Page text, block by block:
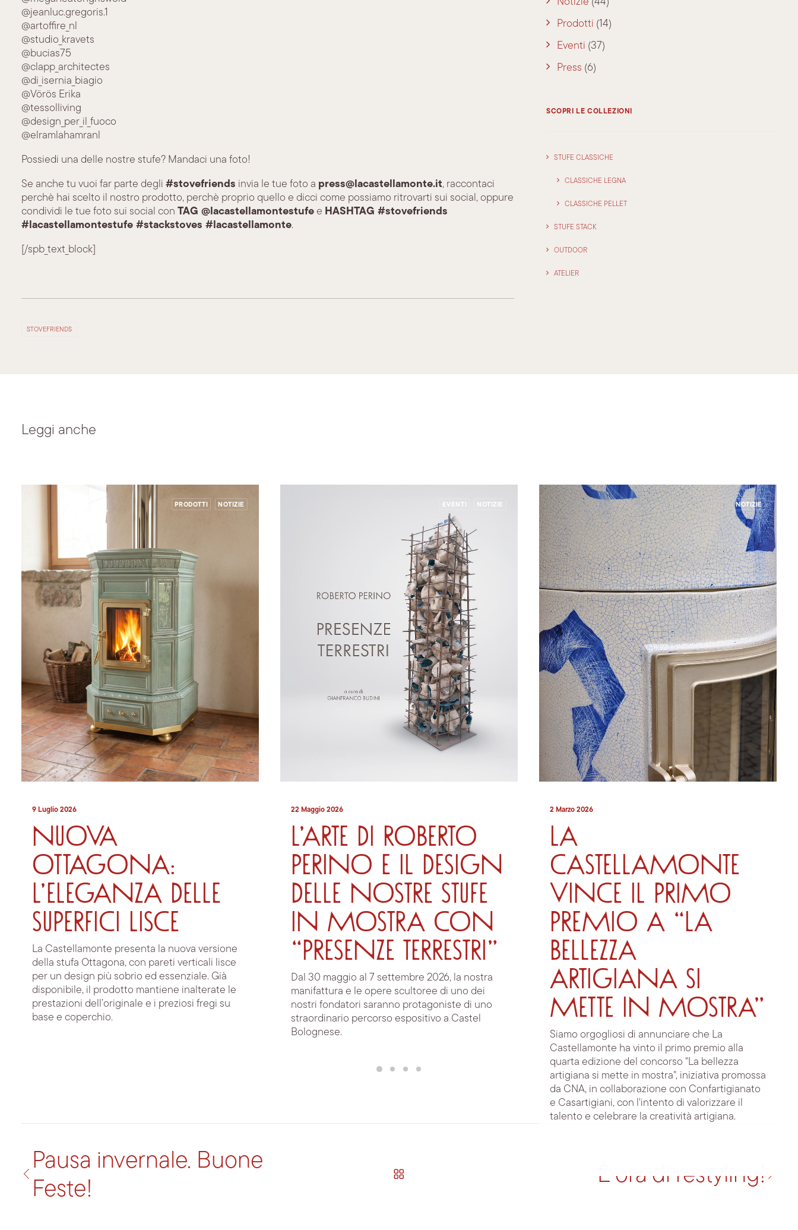
@jeanluc.gregoris.1
@artoffire_nl
@studio_kravets
@bucias75
@clapp_architectes
@di_isernia_biagio
@Vörös Erika
@tessolliving
@design_per_il_fuoco
@elramlahamranl
Possiedi una delle nostre stufe? Mandaci una foto!
Se anche tu vuoi far parte degli #stovefriends invia le tue foto a press@lacastellamonte.it, raccontaci
perchè hai scelto il nostro prodotto, perchè proprio quello e dicci come possiamo ritrovarti sui social, oppure
condividi le tue foto sui social con TAG @lacastellamontestufee HASHTAG #stovefriends
#lacastellamontestufe #stackstoves #lacastellamonte.
[/spb_text_block]
STOVEFRIENDS
Prodotti (14)
Eventi (37)
Press (6)
SCOPRI LE COLLEZIONI
STUFE CLASSICHE
CLASSICHE LEGNA
CLASSICHE PELLET
STUFE STACK
OUTDOOR
ATELIER
Leggi anche
PRODOTTI NOTIZIE
9 Luglio 2026
Nuova
Ottagona:
l’eleganza delle
superfici lisce
La Castellamonte presenta la nuova versione
della stufa Ottagona, con pareti verticali lisce
per un design più sobrio ed essenziale. Già
disponibile, il prodotto mantiene inalterate le
prestazioni dell’originale e i preziosi fregi su
base e coperchio.
EVENTI NOTIZIE
22 Maggio 2026
L’arte di Roberto
Perino e il design
delle nostre stufe
in mostra con
“Presenze Terrestri”
Dal 30 maggio al 7 settembre 2026, la nostra
manifattura e le opere scultoree di uno dei
nostri fondatori saranno protagoniste di uno
straordinario percorso espositivo a Castel
Bolognese.
NOTIZIE
2 Marzo 2026
La
Castellamonte
vince il primo
premio a “La
bellezza
artigiana si
mette in mostra”
Siamo orgogliosi di annunciare che La
Castellamonte ha vinto il primo premio alla
quarta edizione del concorso "La bellezza
artigiana si mette in mostra", iniziativa promossa
da CNA, in collaborazione con Confartigianato
e Casartigiani, con l'intento di valorizzare il
talento e celebrare la creatività artigiana.
Pausa invernale. Buone
Feste!
È ora di restyling!